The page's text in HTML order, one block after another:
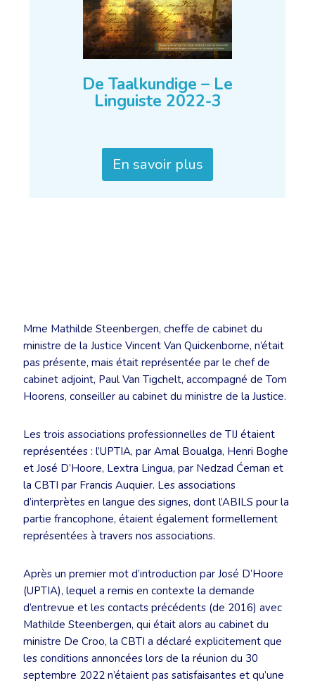
De Taalkundige – Le
Linguiste 2022-3
En savoir plus
Mme Mathilde Steenbergen, cheffe de cabinet du
ministre de la Justice Vincent Van Quickenborne, n’était
pas présente, mais était représentée par le chef de
cabinet adjoint, Paul Van Tigchelt, accompagné de Tom
Hoorens, conseiller au cabinet du ministre de la Justice.
Les trois associations professionnelles de TIJ étaient
représentées : l’UPTIA, par Amal Boualga, Henri Boghe
et José D’Hoore, Lextra Lingua, par Nedzad Ćeman et
la CBTI par Francis Auquier. Les associations
d’interprètes en langue des signes, dont l’ABILS pour la
partie francophone, étaient également formellement
représentées à travers nos associations.
Après un premier mot d’introduction par José D’Hoore
(UPTIA), lequel a remis en contexte la demande
d’entrevue et les contacts précédents (de 2016) avec
Mathilde Steenbergen, qui était alors au cabinet du
ministre De Croo, la CBTI a déclaré explicitement que
les conditions annoncées lors de la réunion du 30
septembre 2022 n’étaient pas satisfaisantes et qu’une